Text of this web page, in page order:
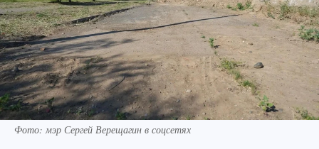
Фото: мэр Сергей Верещагин в соцсетях